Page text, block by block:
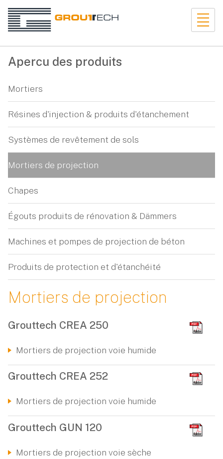
Apercu des produits
Mortiers
Résines d'injection & produits d'étanchement
Systèmes de revêtement de sols
Mortiers de projection
Chapes
Égouts produits de rénovation & Dämmers
Machines et pompes de projection de béton
Produits de protection et d'étanchéité
Mortiers de projection
Grouttech CREA 250
Mortiers de projection voie humide
Grouttech CREA 252
Mortiers de projection voie humide
Grouttech GUN 120
Mortiers de projection voie sèche